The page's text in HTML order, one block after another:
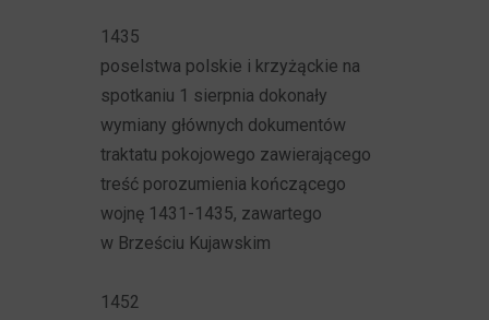
1435
poselstwa polskie i krzyżąckie na
spotkaniu 1 sierpnia dokonały
wymiany głównych dokumentów
traktatu pokojowego zawierającego
treść porozumienia kończącego
wojnę 1431-1435, zawartego
w Brześciu Kujawskim
1452